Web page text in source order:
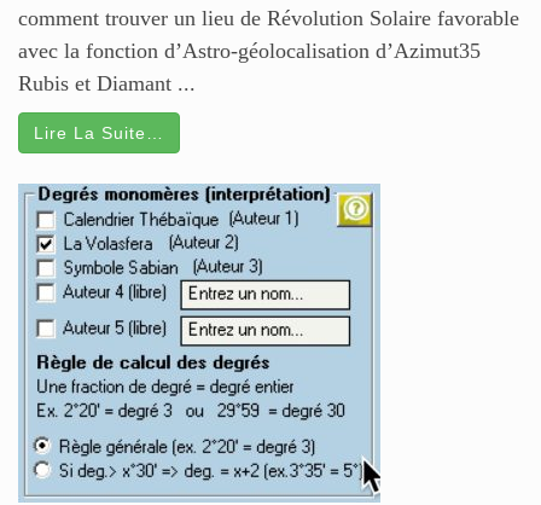
comment trouver un lieu de Révolution Solaire favorable
avec la fonction d’Astro-géolocalisation d’Azimut35
Rubis et Diamant ...
Lire La Suite…